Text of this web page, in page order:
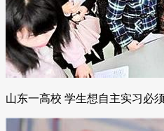
山东一高校 学生想自主实习必